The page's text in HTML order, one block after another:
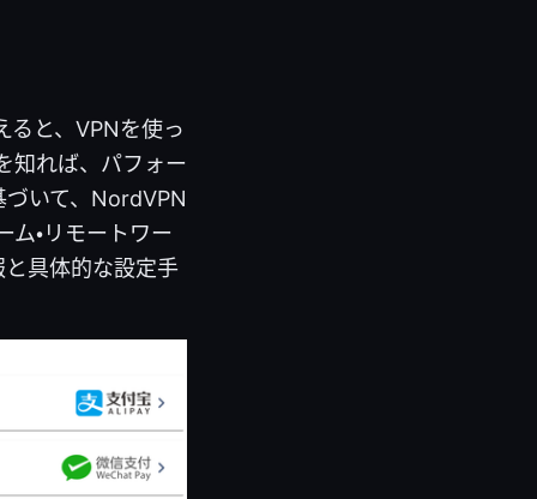
と、VPNを使っ
知れば、パフォー
いて、NordVPN
・リモートワー
具体的な設定手